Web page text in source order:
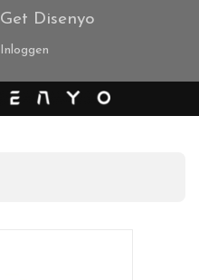
Get Disenyo
Inloggen